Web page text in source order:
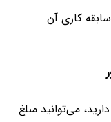
کاری آن
می‌توانید مبلغ